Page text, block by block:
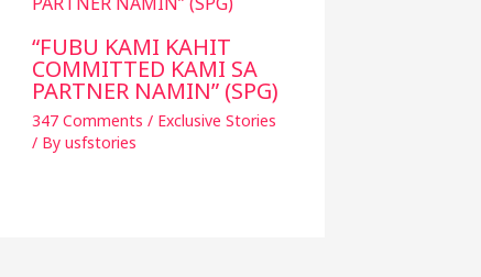
“FUBU KAMI KAHIT
COMMITTED KAMI SA
PARTNER NAMIN” (SPG)
347 Comments / Exclusive Stories
/ By usfstories